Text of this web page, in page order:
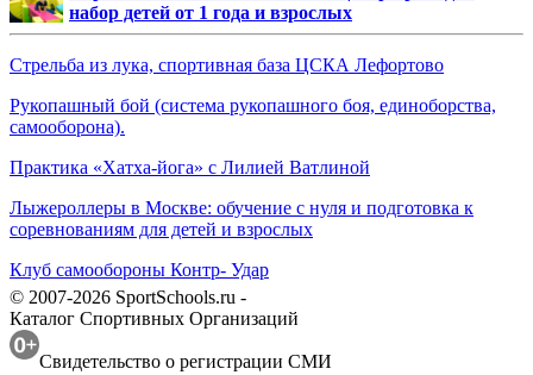
набор детей от 1 года и взрослых
Стрельба из лука, спортивная база ЦСКА Лефортово
Рукопашный бой (система рукопашного боя, единоборства,
самооборона).
Практика «Хатха-йога» с Лилией Ватлиной
Лыжероллеры в Москве: обучение с нуля и подготовка к
соревнованиям для детей и взрослых
Клуб самообороны Контр- Удар
© 2007-2026 SportSchools.ru -
Каталог Спортивных Организаций
Свидетельство о регистрации СМИ